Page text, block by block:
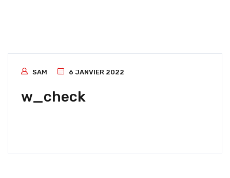
SAM 6 JANVIER 2022
w_check